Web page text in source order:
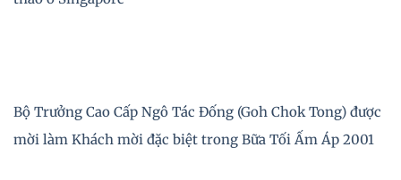
Bộ Trưởng Cao Cấp Ngô Tác Đống (Goh Chok Tong) được
mời làm Khách mời đặc biệt trong Bữa Tối Ấm Áp 2001